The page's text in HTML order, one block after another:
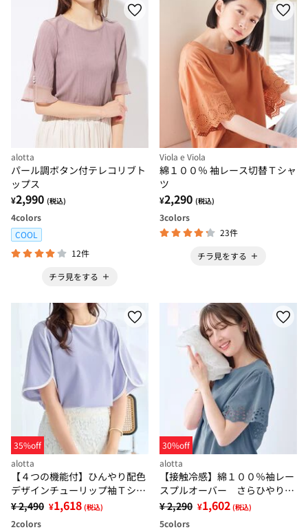
alotta
パール調ボタン付テレコリブト
ップス
¥2,990 (税込)
4colors
COOL
12件
チラ見をする
Viola e Viola
綿１００％ 袖レース切替Ｔシャ
ツ
¥2,290 (税込)
3colors
23件
チラ見をする
35%off
alotta
【４つの機能付】ひんやり配色
デザインチューリップ袖Ｔシャ
ツブラウス
¥ 2,490 ¥1,618 (税込)
2colors
30%off
alotta
【接触冷感】綿１００％袖レー
スプルオーバー さらひやりコ
ットン【イエべ・ブルべ】
¥ 2,290 ¥1,602 (税込)
5colors